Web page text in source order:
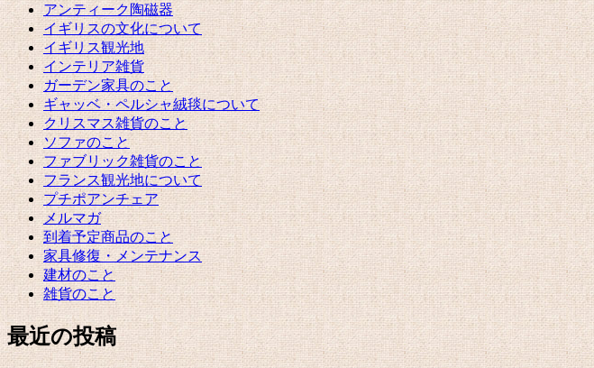
アンティーク陶磁器
イギリスの文化について
イギリス観光地
インテリア雑貨
ガーデン家具のこと
ギャッベ・ペルシャ絨毯について
クリスマス雑貨のこと
ソファのこと
ファブリック雑貨のこと
フランス観光地について
プチポアンチェア
メルマガ
到着予定商品のこと
家具修復・メンテナンス
建材のこと
雑貨のこと
最近の投稿